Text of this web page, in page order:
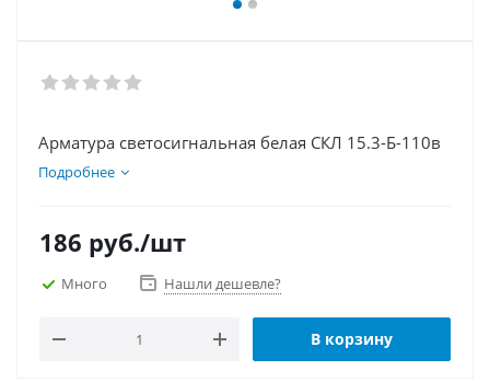
Арматура светосигнальная белая СКЛ 15.3-Б-110в
Подробнее
186 руб./шт
Много Нашли дешевле?
В корзину